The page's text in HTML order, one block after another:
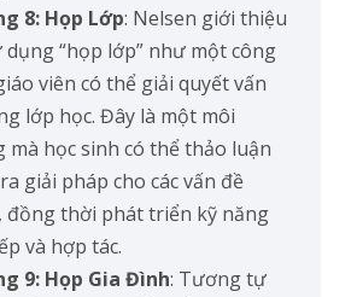
8: Họp Lớp: Nelsen giới thiệu
dụng “họp lớp” như một công
viên có thể giải quyết vấn
lớp học. Đây là một môi
học sinh có thể thảo luận
giải pháp cho các vấn đề
đồng thời phát triển kỹ năng
và hợp tác.
9: Họp Gia Đình: Tương tự